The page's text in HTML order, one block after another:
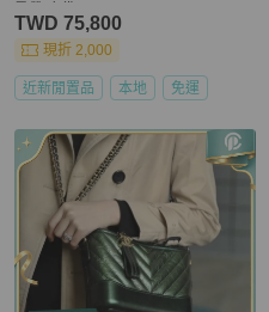
TWD 75,800
現折 2,000
近新閒置品 本地 免運